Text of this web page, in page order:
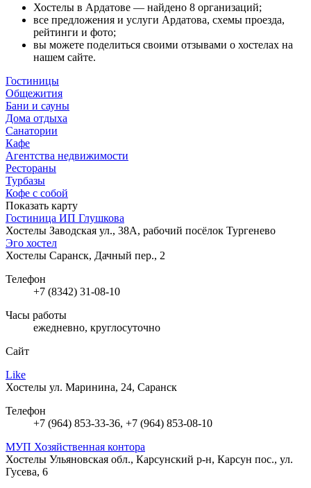
Хостелы в Ардатове — найдено 8 организаций;
все предложения и услуги Ардатова, схемы проезда,
рейтинги и фото;
вы можете поделиться своими отзывами о хостелах на
нашем сайте.
Гостиницы
Общежития
Бани и сауны
Дома отдыха
Санатории
Кафе
Агентства недвижимости
Рестораны
Турбазы
Кофе с собой
Показать карту
Гостиница ИП Глушкова
Хостелы Заводская ул., 38А, рабочий посёлок Тургенево
Эго хостел
Хостелы Саранск, Дачный пер., 2
Телефон
+7 (8342) 31-08-10
Часы работы
ежедневно, круглосуточно
Сайт
Like
Хостелы ул. Маринина, 24, Саранск
Телефон
+7 (964) 853-33-36, +7 (964) 853-08-10
МУП Хозяйственная контора
Хостелы Ульяновская обл., Карсунский р-н, Карсун пос., ул.
Гусева, 6